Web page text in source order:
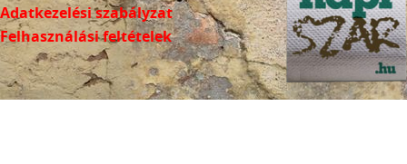
Adatkezelési szabályzat
Felhasználási feltételek